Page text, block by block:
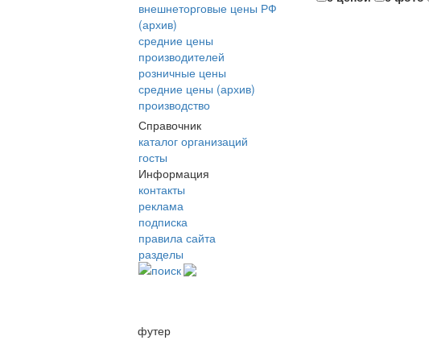
внешнеторговые цены РФ
(архив)
средние цены
производителей
розничные цены
средние цены (архив)
производство
Справочник
каталог организаций
госты
Информация
контакты
реклама
подписка
правила сайта
разделы
поиск
футер